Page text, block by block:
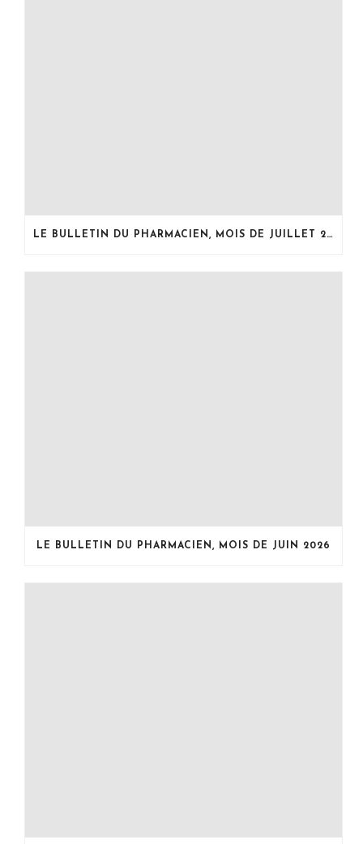
LE BULLETIN DU PHARMACIEN, MOIS DE JUILLET 2026
LE BULLETIN DU PHARMACIEN, MOIS DE JUIN 2026